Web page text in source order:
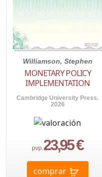
Williamson, Stephen
MONETARY POLICY
IMPLEMENTATION
Cambridge University Press.
2026
pvp. 23,95 €
comprar